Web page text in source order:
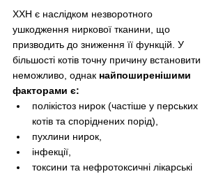
ХХН є наслідком незворотного
ушкодження ниркової тканини, що
призводить до зниження її функцій. У
більшості котів точну причину встановити
неможливо, однак найпоширенішими
факторами є:
полікістоз нирок (частіше у перських
котів та споріднених порід),
пухлини нирок,
інфекції,
токсини та нефротоксичні лікарські